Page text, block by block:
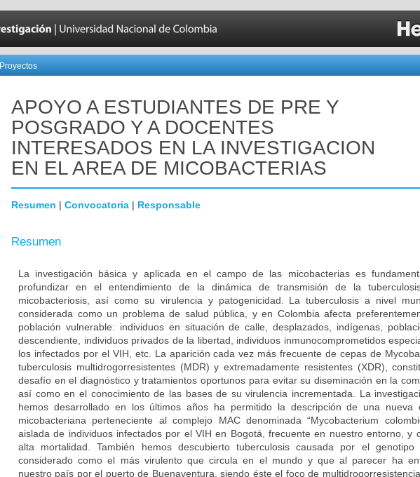
Proyectos
APOYO A ESTUDIANTES DE PRE Y
POSGRADO Y A DOCENTES
INTERESADOS EN LA INVESTIGACION
EN EL AREA DE MICOBACTERIAS
Resumen | Convocatoria | Responsable
Resumen
La investigación básica y aplicada en el campo de las micobacterias es
profundizar en el entendimiento de la dinámica de transmisión de la
micobacteriosis, así como su virulencia y patogenicidad. La tuberculosis a nivel
considerada como un problema de salud pública, y en Colombia afecta
población vulnerable: individuos en situación de calle, desplazados, indígenas,
descendiente, individuos privados de la libertad, individuos inmunocomprometidos
los infectados por el VIH, etc. La aparición cada vez más frecuente de cepas de
tuberculosis multidrogorresistentes (MDR) y extremadamente resistentes (XDR),
desafío en el diagnóstico y tratamientos oportunos para evitar su diseminación en la
así como en el conocimiento de las bases de su virulencia incrementada. La
hemos desarrollado en los últimos años ha permitido la descripción de una nueva
micobacteriana perteneciente al complejo MAC denominada “Mycobacterium
aislada de individuos infectados por el VIH en Bogotá, frecuente en nuestro entorno, y
alta mortalidad. También hemos descubierto tuberculosis causada por el genotipo
considerado como el más virulento que circula en el mundo y que al parecer ha
nuestro país por el puerto de Buenaventura, siendo éste el foco de